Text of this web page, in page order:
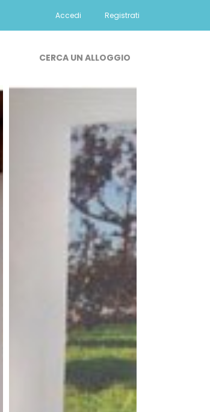
Accedi Registrati
CERCA UN ALLOGGIO